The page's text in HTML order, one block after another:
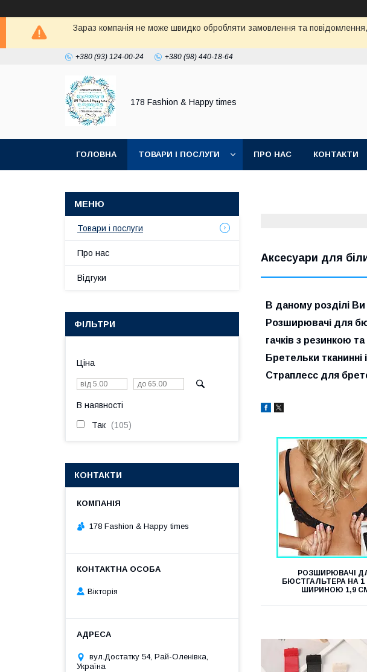
Зараз компанія не може швидко обробляти замовлення та
+380 (93) 124-00-24 +380 (98) 440-18-64
178 Fashion & Happy times
ГОЛОВНА ТОВАРИ І ПОСЛУГИ ПРО НАС КОНТАКТИ
Аксесуари для
В даному розділі
Розширювачі для
гачків з резинкою та
Бретельки тканинні
Страплесс для
РОЗШИРЮВАЧІ
БЮСТГАЛЬТЕРА НА 1
ШИРИНОЮ 1,9
Товари і послуги
Про нас
Відгуки
ФІЛЬТРИ
Ціна
В наявності
Так 105
КОНТАКТИ
178 Fashion & Happy times
Вікторія
вул.Достатку 54, Рай-Оленівка,
Україна